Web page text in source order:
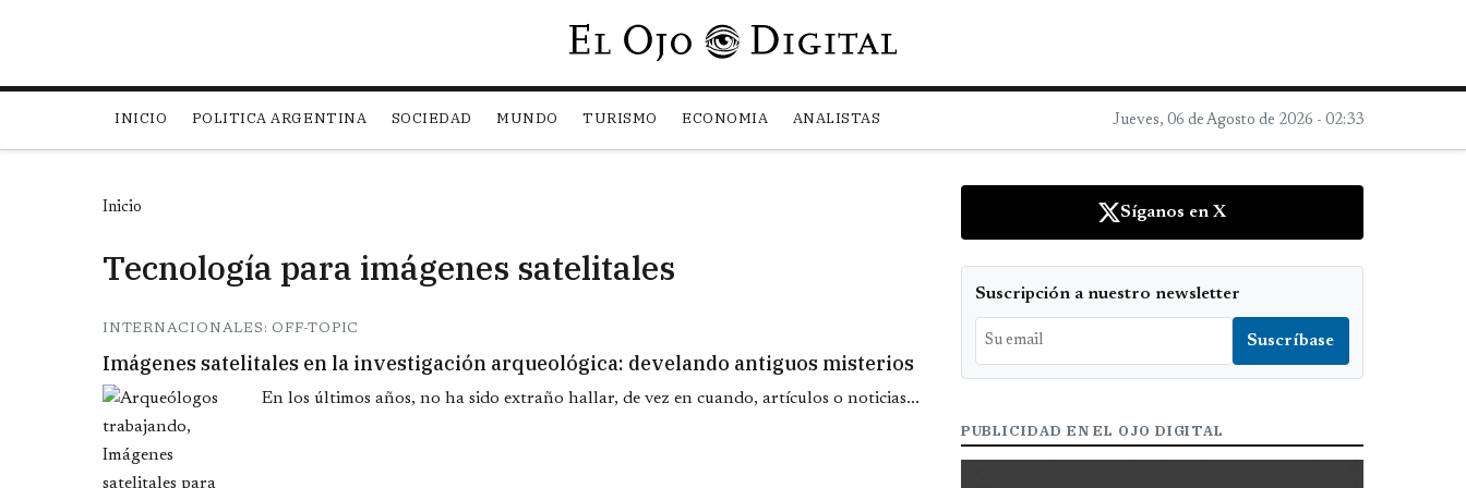
Pasar al contenido principal
INICIO POLITICA ARGENTINA SOCIEDAD MUNDO TURISMO ECONOMIA ANALISTAS Jueves, 06 de Agosto de 2026 - 02:33
Inicio
Tecnología para imágenes satelitales
INTERNACIONALES: OFF-TOPIC
Imágenes satelitales en la investigación arqueológica: develando antiguos misterios
En los últimos años, no ha sido extraño hallar, de vez en cuando, artículos o noticias...
Síganos en X
Suscripción a nuestro newsletter
PUBLICIDAD EN EL OJO DIGITAL